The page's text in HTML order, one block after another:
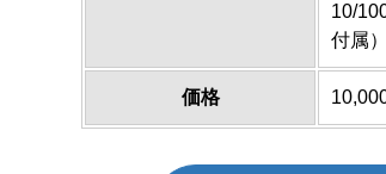
10/
付属
価格